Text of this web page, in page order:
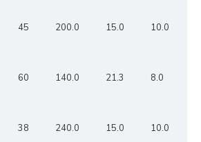
45 200.0 15.0 10.0
60 140.0 21.3 8.0
38 240.0 15.0 10.0